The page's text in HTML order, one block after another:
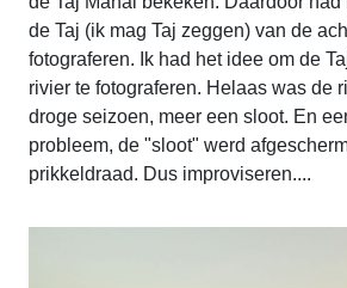
de Taj (ik mag Taj zeggen) van de
fotograferen. Ik had het idee om de
rivier te fotograferen. Helaas was de
droge seizoen, meer een sloot. En
probleem, de "sloot" werd
prikkeldraad. Dus improviseren....